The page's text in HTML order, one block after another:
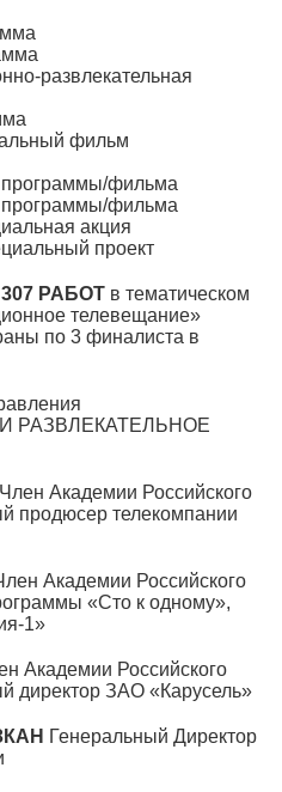
развлекательная
фильм
программы/фильма
программы/фильма
акция
проект
РАБОТ в тематическом
телевещание»
по 3 финалиста в
РАЗВЛЕКАТЕЛЬНОЕ
Член Академии Российского
продюсер телекомпании
Академии Российского
«Сто к одному»,
1»
Академии Российского
директор ЗАО «Карусель»
Генеральный Директор